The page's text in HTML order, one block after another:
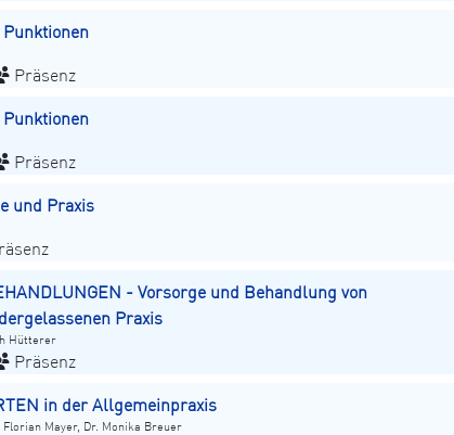
Punktionen
Präsenz
Punktionen
Präsenz
und Praxis
- Vorsorge und Behandlung von
Praxis
Hütterer
Präsenz
in der Allgemeinpraxis
Florian Mayer, Dr. Monika Breuer